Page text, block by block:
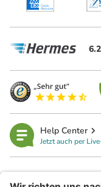
Help Center
Jetzt auch per